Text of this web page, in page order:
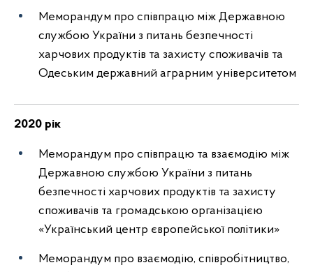
Меморандум про співпрацю між Державною
службою України з питань безпечності
харчових продуктів та захисту споживачів та
Одеським державний аграрним університетом
2020 рік
Меморандум про співпрацю та взаємодію між
Державною службою України з питань
безпечності харчових продуктів та захисту
споживачів та громадською організацією
«Український центр європейської політики»
Меморандум про взаємодію, співробітництво,